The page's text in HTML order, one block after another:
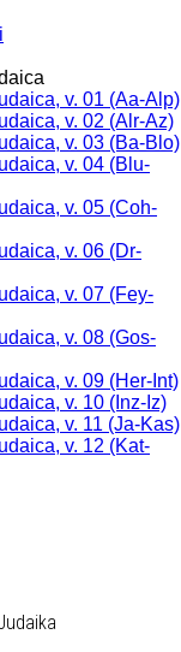
v. 01 (Aa-Alp)
v. 02 (Alr-Az)
v. 03 (Ba-Blo)
v. 04 (Blu-
v. 05 (Coh-
v. 06 (Dr-
v. 07 (Fey-
v. 08 (Gos-
v. 09 (Her-Int)
v. 10 (Inz-Iz)
v. 11 (Ja-Kas)
v. 12 (Kat-